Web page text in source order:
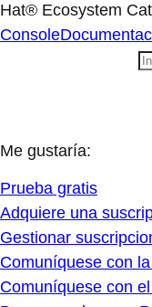
Hat® Ecosystem
Console
Me gustaría:
Prueba gratis
Adquiere una
Gestionar
Comuníquese con
Comuníquese con